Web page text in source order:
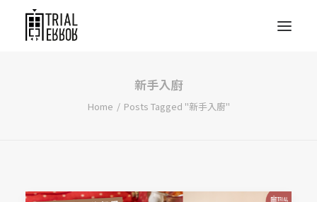
新手入廚
Home Posts Tagged "新手入廚"